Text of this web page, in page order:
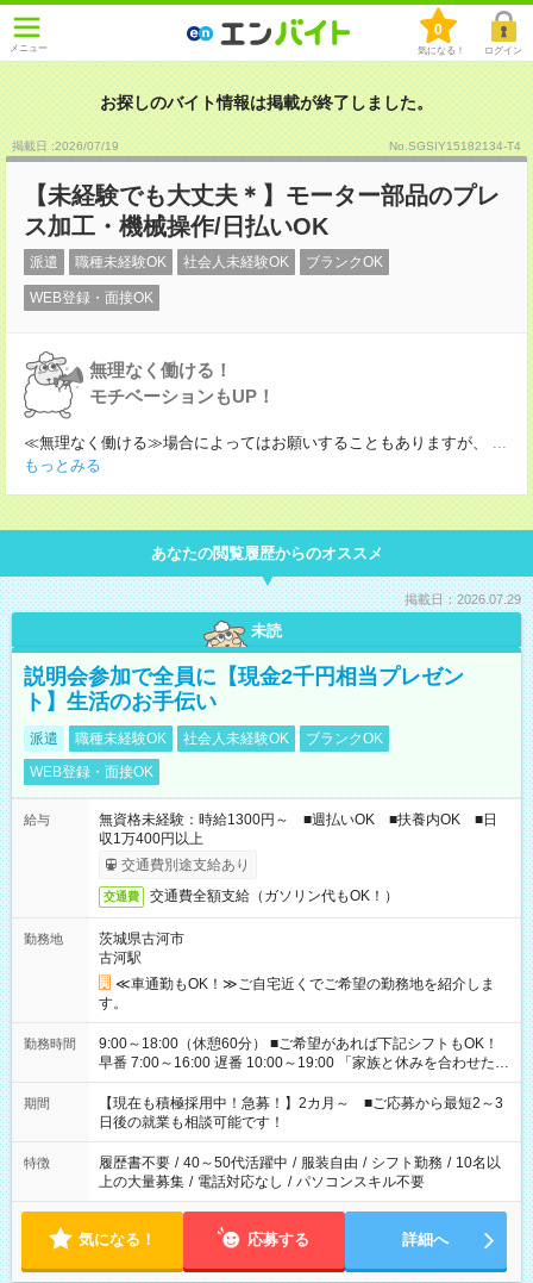
メニュー
0
気になる！ ログイン
お探しのバイト情報は掲載が終了しました。
掲載日 :2026/07/19 No.SGSIY15182134-T4
【未経験でも大丈夫＊】モーター部品のプレ
ス加工・機械操作/日払いOK
派遣 職種未経験OK 社会人未経験OK ブランクOK
WEB登録・面接OK
無理なく働ける！
モチベーションもUP！
≪無理なく働ける≫場合によってはお願いすることもありますが、
...
もっとみる
あなたの閲覧履歴からのオススメ
掲載日：2026.07.29
未読
説明会参加で全員に【現金2千円相当プレゼン
ト】生活のお手伝い
派遣 職種未経験OK 社会人未経験OK
ブランクOK
WEB登録・面接OK
給与
無資格未経験：時給1300円～ ■週払いOK ■扶養内OK ■日
収1万400円以上
交通費別途支給あり
交通費 交通費全額支給（ガソリン代もOK！）
勤務地
茨城県古河市
古河駅
≪車通勤もOK！≫ご自宅近くでご希望の勤務地を紹介しま
す。
勤務時間
9:00～18:00（休憩60分） ■ご希望があれば下記シフトもOK！
早番 7:00～16:00 遅番 10:00～19:00 「家族と休みを合わせた
い」 「余裕を持って夕飯の準備がしたい」 「できれば残業はし
たくない」 など、ご希望を教えてくださいね。 ※Wワーク希望
の方へ 今ご覧のお仕事で希望する勤務時間と、もう1つのお仕事
の勤務時間。 合計で週40時間を超える場合は応募できません。
期間
【現在も積極採用中！急募！】2カ月～ ■ご応募から最短2～3
日後の就業も相談可能です！
特徴 履歴書不要 / 40～50代活躍中 / 服装自由 / シフト勤務 / 10名以
上の大量募集 / 電話対応なし / パソコンスキル不要
気になる！ 応募する 詳細へ